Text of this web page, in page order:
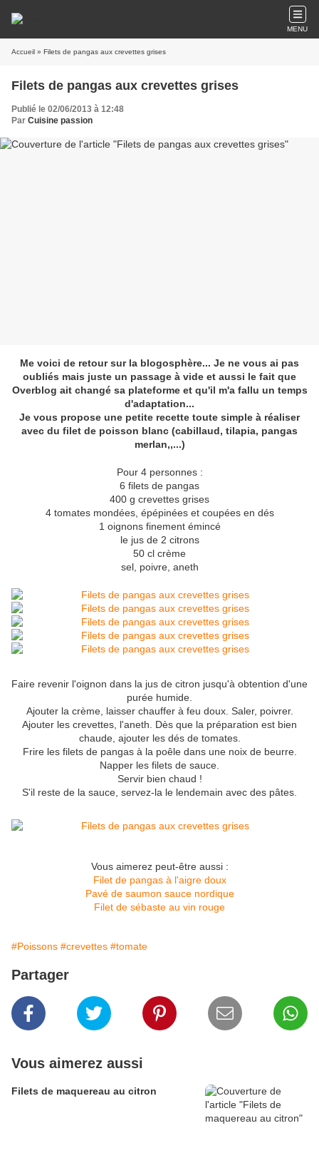
MENU
Accueil » Filets de pangas aux crevettes grises
Filets de pangas aux crevettes grises
Publié le 02/06/2013 à 12:48
Par Cuisine passion
Me voici de retour sur la blogosphère... Je ne vous ai pas
oubliés mais juste un passage à vide et aussi le fait que
Overblog ait changé sa plateforme et qu'il m'a fallu un temps
d'adaptation...
Je vous propose une petite recette toute simple à réaliser
avec du filet de poisson blanc (cabillaud, tilapia, pangas
merlan,,...)
Pour 4 personnes :
6 filets de pangas
400 g crevettes grises
4 tomates mondées, épépinées et coupées en dés
1 oignons finement émincé
le jus de 2 citrons
50 cl crème
sel, poivre, aneth
Faire revenir l'oignon dans la jus de citron jusqu'à obtention d'une
purée humide.
Ajouter la crème, laisser chauffer à feu doux. Saler, poivrer.
Ajouter les crevettes, l'aneth. Dès que la préparation est bien
chaude, ajouter les dés de tomates.
Frire les filets de pangas à la poêle dans une noix de beurre.
Napper les filets de sauce.
Servir bien chaud !
S'il reste de la sauce, servez-la le lendemain avec des pâtes.
Vous aimerez peut-être aussi :
Filet de pangas à l'aigre doux
Pavé de saumon sauce nordique
Filet de sébaste au vin rouge
#Poissons #crevettes #tomate
Partager
Vous aimerez aussi
Filets de maquereau au citron